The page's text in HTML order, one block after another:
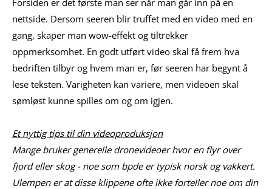
nettside. Dersom seeren blir truffet med en video med en
gang, skaper man wow-effekt og tiltrekker
oppmerksomhet. En godt utført video skal få frem hva
bedriften tilbyr og hvem man er, før seeren har begynt å
lese teksten. Varigheten kan variere, men videoen skal
sømløst kunne spilles om og om igjen.
Et nyttig tips til din videoproduksjon
Mange bruker generelle dronevideoer hvor en flyr over
fjord eller skog - noe som bpde er typisk norsk og vakkert.
Ulempen er at disse klippene ofte ikke forteller noe om din